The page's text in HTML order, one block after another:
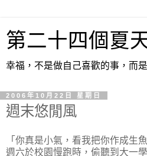
第二十四個夏
幸福，不是做自己喜歡的事，而
2006年10月22日 星期日
週末悠閒風
「你真是小氣，看我把你作成生
週六於校園慢跑時，偷聽到大一